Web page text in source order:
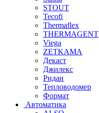
STOUT
Tecofi
Thermaflex
THERMAGENT
Viega
ZETKAMA
Декаст
Джилекс
Ридан
Тепловодомер
Формат
Автоматика